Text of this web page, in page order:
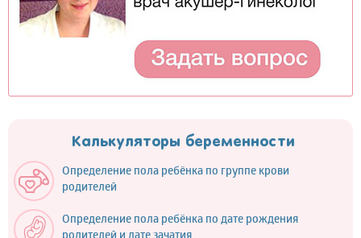
Калькуляторы беременности
Определение пола ребёнка по группе крови
родителей
Определение пола ребёнка по дате рождения